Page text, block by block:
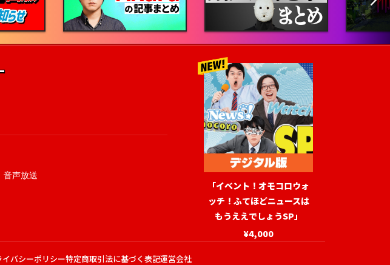
音声放送
「イベント！オモコロウォ
ッチ！ふてほどニュースは
もうええでしょうSP」
¥4,000
イバシーポリシー特定商取引法に基づく表記運営会社